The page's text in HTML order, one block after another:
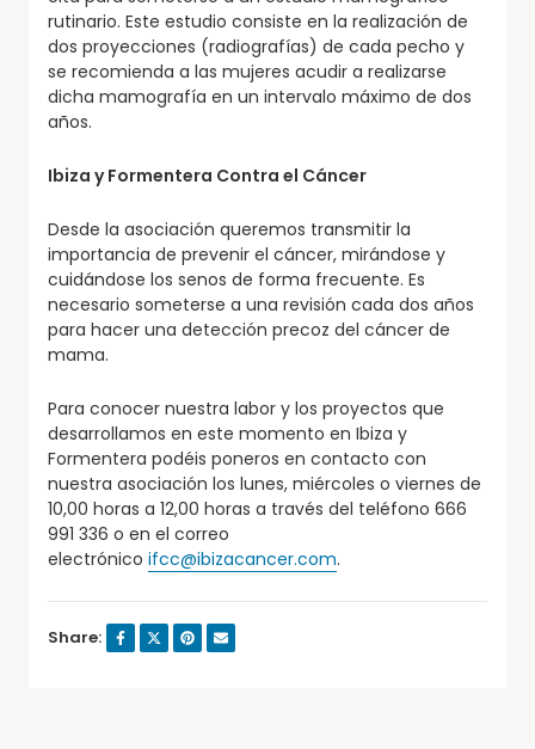
rutinario. Este estudio consiste en la realización de
dos proyecciones (radiografías) de cada pecho y
se recomienda a las mujeres acudir a realizarse
dicha mamografía en un intervalo máximo de dos
años.
Ibiza y Formentera Contra el Cáncer
Desde la asociación queremos transmitir la
importancia de prevenir el cáncer, mirándose y
cuidándose los senos de forma frecuente. Es
necesario someterse a una revisión cada dos años
para hacer una detección precoz del cáncer de
mama.
Para conocer nuestra labor y los proyectos que
desarrollamos en este momento en Ibiza y
Formentera podéis poneros en contacto con
nuestra asociación los lunes, miércoles o viernes de
10,00 horas a 12,00 horas a través del teléfono 666
991 336 o en el correo
electrónico ifcc@ibizacancer.com.
Share: